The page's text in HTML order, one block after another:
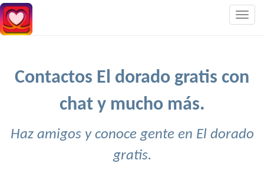
Contactos El dorado gratis con
chat y mucho más.
Haz amigos y conoce gente en El dorado
gratis.